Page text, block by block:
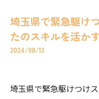
埼玉県で緊急駆け
たのスキルを活か
2024/08/13
埼玉県で緊急駆けつけ